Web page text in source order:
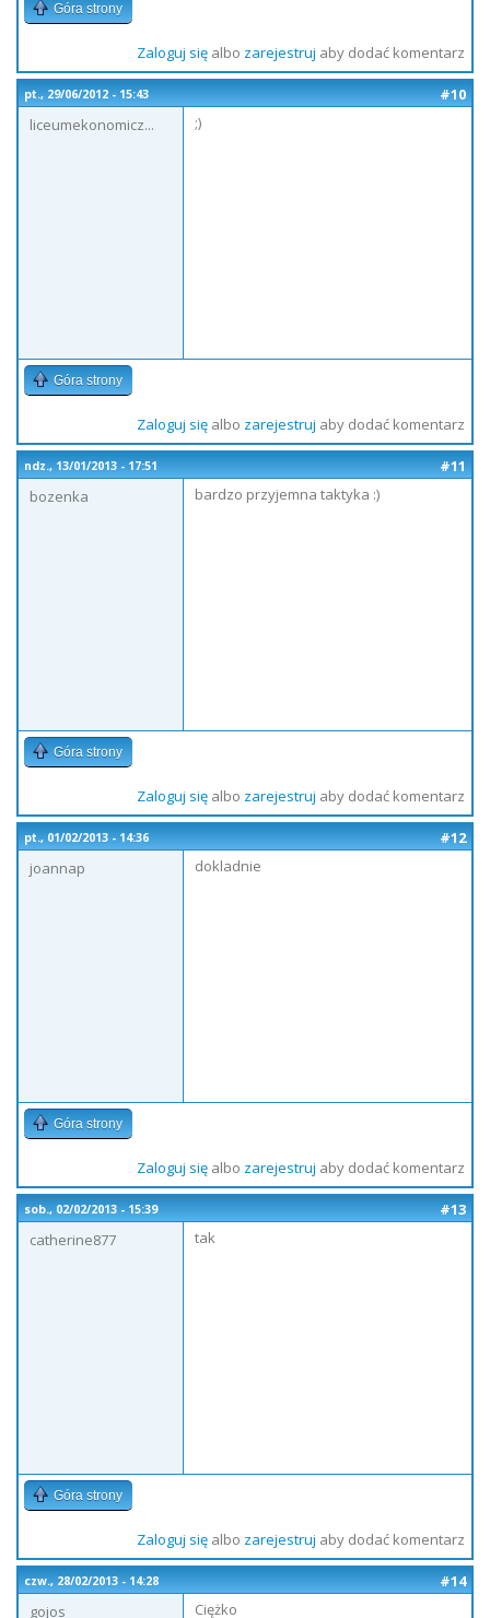
Góra strony
Zaloguj sięalbo zarejestruj aby dodać komentarz
pt., 29/06/2012 - 15:43
#10
liceumekonomicz...
;)
Góra strony
Zaloguj sięalbo zarejestruj aby dodać komentarz
ndz., 13/01/2013 - 17:51
#11
bozenka
bardzo przyjemna taktyka :)
Góra strony
Zaloguj sięalbo zarejestruj aby dodać komentarz
pt., 01/02/2013 - 14:36
#12
joannap
dokladnie
Góra strony
Zaloguj sięalbo zarejestruj aby dodać komentarz
sob., 02/02/2013 - 15:39
#13
catherine877
tak
Góra strony
Zaloguj sięalbo zarejestruj aby dodać komentarz
czw., 28/02/2013 - 14:28
#14
gojos
Ciężko